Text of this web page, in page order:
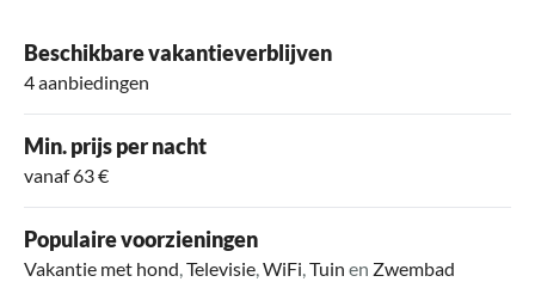
Beschikbare vakantieverblijven
4 aanbiedingen
Min. prijs per nacht
vanaf 63 €
Populaire voorzieningen
Vakantie met hond,Televisie,WiFi,Tuin en Zwembad